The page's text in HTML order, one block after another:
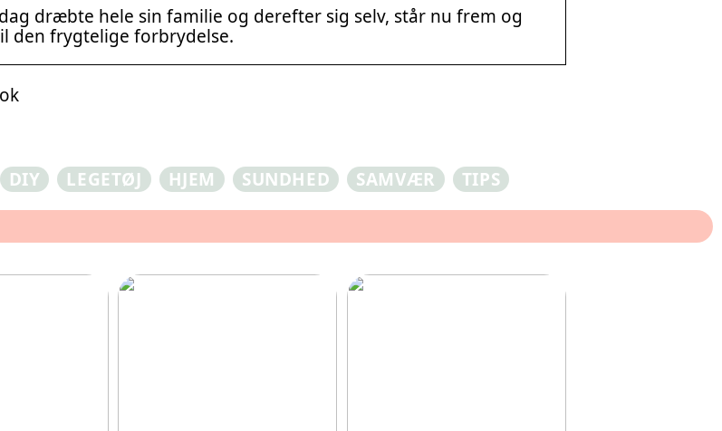
dræbte hele sin familie og derefter sig selv, står nu frem og
den frygtelige forbrydelse.
DIY LEGETØJ HJEM SUNDHED SAMVÆR TIPS